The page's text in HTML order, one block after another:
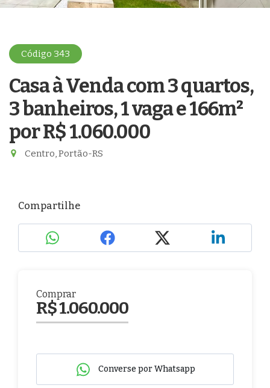
Código 343
Casa à Venda com 3 quartos,
3 banheiros, 1 vaga e 166m²
por R$ 1.060.000
Centro, Portão-RS
Compartilhe
Comprar
R$ 1.060.000
Converse por Whatsapp